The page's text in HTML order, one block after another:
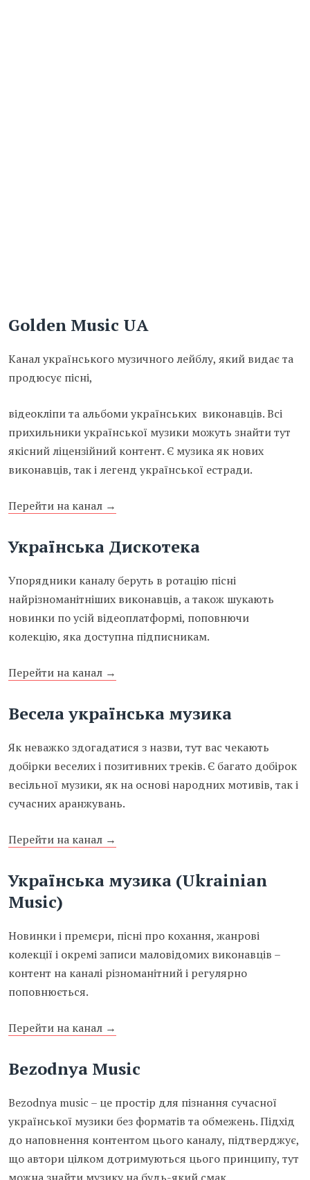
Golden Music UA
Канал українського музичного лейблу, який видає та
продюсує пісні,
відеокліпи та альбоми українських виконавців. Всі
прихильники української музики можуть знайти тут
якісний ліцензійний контент. Є музика як нових
виконавців, так і легенд української естради.
Перейти на канал →
Українська Дискотека
Упорядники каналу беруть в ротацію пісні
найрізноманітніших виконавців, а також шукають
новинки по усій відеоплатформі, поповнючи
колекцію, яка доступна підписникам.
Перейти на канал →
Весела українська музика
Як неважко здогадатися з назви, тут вас чекають
добірки веселих і позитивних треків. Є багато добірок
весільної музики, як на основі народних мотивів, так і
сучасних аранжувань.
Перейти на канал →
Українська музика (Ukrainian
Music)
Новинки і премєри, пісні про кохання, жанрові
колекції і окремі записи маловідомих виконавців –
контент на каналі різноманітний і регулярно
поповнюється.
Перейти на канал →
Bezodnya Music
Bezodnya music – це простір для пізнання сучасної
української музики без форматів та обмежень. Підхід
до наповнення контентом цього каналу, підтверджує,
що автори цілком дотримуються цього принципу, тут